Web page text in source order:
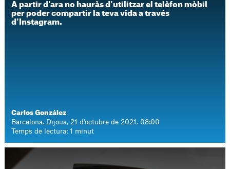
A partir d'ara no hauràs d'utilitzar el telèfon mòbil
per poder compartir la teva vida a través
d'Instagram.
Carlos González
Barcelona. Dijous, 21 d'octubre de 2021. 08:00
Temps de lectura: 1 minut